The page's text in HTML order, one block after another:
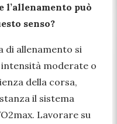
l’allenamento può
senso?
di allenamento si
moderate o
della corsa,
il sistema
Lavorare su